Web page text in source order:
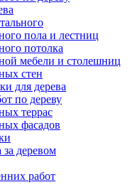
пола и лестниц
потолка
мебели и столешниц
стен
для дерева
по дереву
террас
фасадов
за деревом
работ